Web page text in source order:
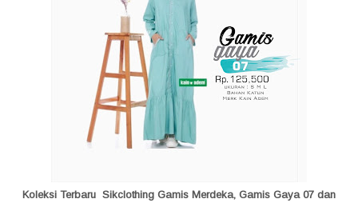
Koleksi Terbaru Sikclothing Gamis Merdeka, Gamis Gaya 07 dan